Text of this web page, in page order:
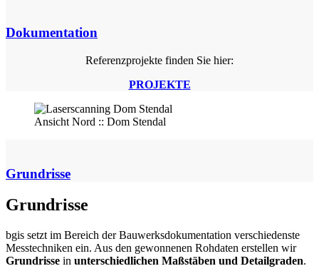
Dokumentation
Referenzprojekte finden Sie hier:
PROJEKTE
Ansicht Nord :: Dom Stendal
Grundrisse
Grundrisse
bgis setzt im Bereich der Bauwerksdokumentation verschiedenste
Messtechniken ein. Aus den gewonnenen Rohdaten erstellen wir
Grundrisse in unterschiedlichen Maßstäben und Detailgraden. ​